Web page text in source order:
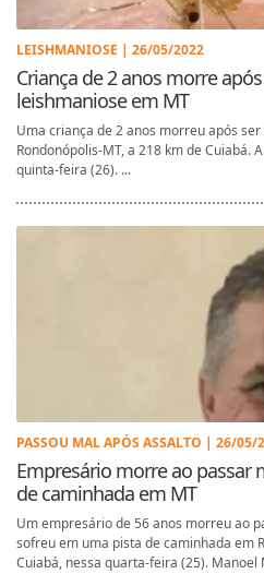
LEISHMANIOSE | 26/05/2022
Criança de 2 anos morre
leishmaniose em MT
Uma criança de 2 anos morreu após
Rondonópolis-MT, a 218 km de Cuiabá.
quinta-feira (26). ...
PASSOU MAL APÓS ASSALTO | 26/05/
Empresário morre ao passar
de caminhada em MT
Um empresário de 56 anos morreu ao
sofreu em uma pista de caminhada em
Cuiabá, nessa quarta-feira (25). Manoel